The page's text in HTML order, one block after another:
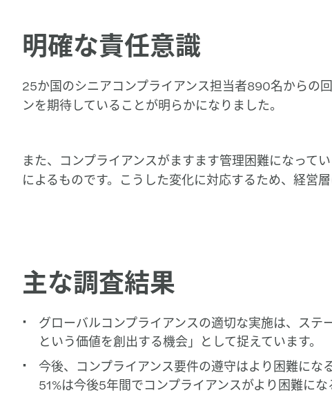
明確な責任意識
25か国のシニアコンプライアンス担当者890名からの
ンを期待していることが明らかになりました。
また、コンプライアンスがますます管理困難になって
によるものです。こうした変化に対応するため、経営
主な調査結果
グローバルコンプライアンスの適切な実施は、ス
という価値を創出する機会」として捉えています。
今後、コンプライアンス要件の遵守はより困難にな
51%は今後5年間でコンプライアンスがより困難に